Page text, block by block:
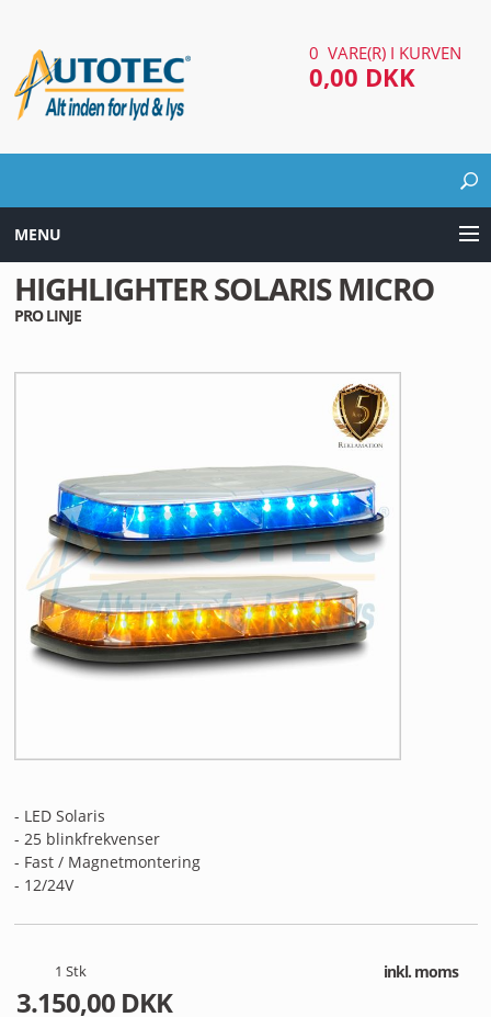
0 VARE(R) I KURVEN
0,00 DKK
MENU
LYD & LYS UDSTYR
ANDET UDSTYR
RESTSALG
FORSIDE
NYHEDER
RMA
HANDELSBETINGELSER
MIN PROFIL
HIGHLIGHTER SOLARIS MICRO
PRO LINJE
- LED Solaris
- 25 blinkfrekvenser
- Fast / Magnetmontering
- 12/24V
1 Stk inkl. moms
3.150,00 DKK